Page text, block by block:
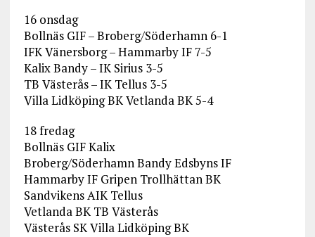
16 onsdag
Bollnäs GIF – Broberg/Söderhamn 6-1
IFK Vänersborg – Hammarby IF 7-5
Kalix Bandy – IK Sirius 3-5
TB Västerås – IK Tellus 3-5
Villa Lidköping BK Vetlanda BK 5-4
18 fredag
Bollnäs GIF Kalix
Broberg/Söderhamn Bandy Edsbyns IF
Hammarby IF Gripen Trollhättan BK
Sandvikens AIK Tellus
Vetlanda BK TB Västerås
Västerås SK Villa Lidköping BK